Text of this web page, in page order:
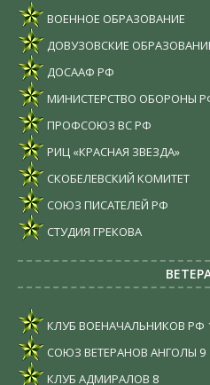
ВОЕННОЕ ОБРАЗОВАНИЕ
ДОВУЗОВСКИЕ
ДОСААФ РФ
МИНИСТЕРСТВО ОБОРОНЫ
ПРОФСОЮЗ ВС РФ
РИЦ «КРАСНАЯ ЗВЕЗДА»
СКОБЕЛЕВСКИЙ КОМИТЕТ
СОЮЗ ПИСАТЕЛЕЙ РФ
СТУДИЯ ГРЕКОВА
КЛУБ ВОЕНАЧАЛЬНИКОВ РФ
СОЮЗ ВЕТЕРАНОВ АНГОЛЫ 9
КЛУБ АДМИРАЛОВ 8